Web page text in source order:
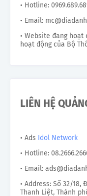
• Hotline:
• Email:
• Website đang hoạt
hoạt động của Bộ
LIÊN HỆ
• Ads Idol Network
• Hotline:
• Email:
• Address: Số 32/18,
Thanh Liệt, Thành